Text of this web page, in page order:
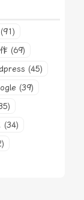
(69)
(45)
(39)
(34)